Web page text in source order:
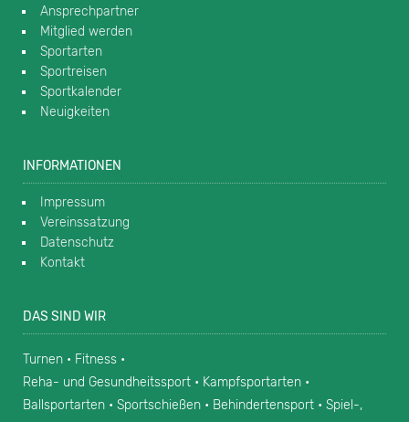
Ansprechpartner
Mitglied werden
Sportarten
Sportreisen
Sportkalender
Neuigkeiten
INFORMATIONEN
Impressum
Vereinssatzung
Datenschutz
Kontakt
DAS SIND WIR
Turnen • Fitness •
Reha- und Gesundheitssport • Kampfsportarten •
Ballsportarten • Sportschießen • Behindertensport • Spiel-,